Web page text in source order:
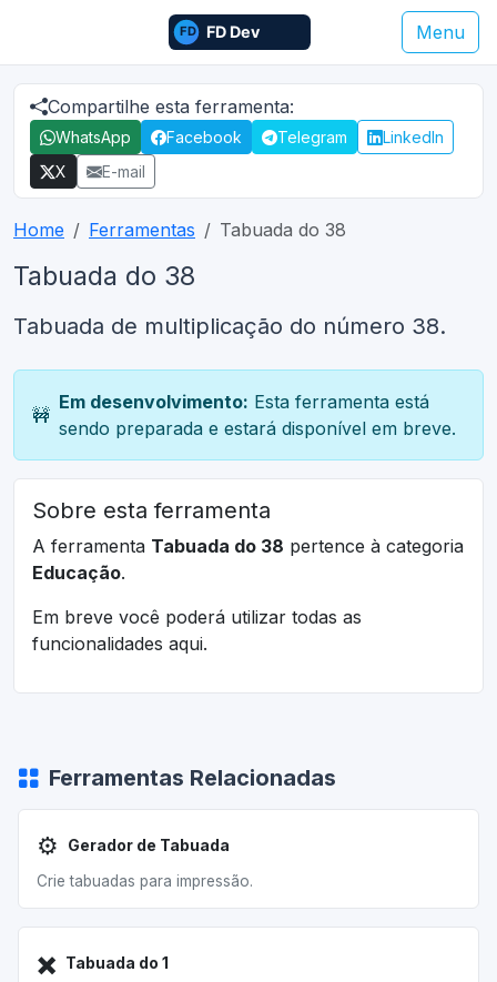
Menu
Compartilhe esta ferramenta:
WhatsApp Facebook Telegram
LinkedIn
X
E-mail
Home Ferramentas Tabuada do 38
Tabuada do 38
Tabuada de multiplicação do número 38.
🚧
Em desenvolvimento: Esta ferramenta está
sendo preparada e estará disponível em breve.
Sobre esta ferramenta
A ferramenta Tabuada do 38 pertence à categoria
Educação.
Em breve você poderá utilizar todas as
funcionalidades aqui.
Ferramentas Relacionadas
⚙️ Gerador de Tabuada
Crie tabuadas para impressão.
✖️ Tabuada do 1